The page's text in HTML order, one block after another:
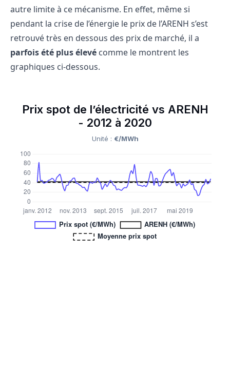
autre limite à ce mécanisme. En effet, même si
pendant la crise de l’énergie le prix de l’ARENH s’est
retrouvé très en dessous des prix de marché, il a
parfois été plus élevé comme le montrent les
graphiques ci-dessous.